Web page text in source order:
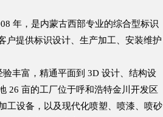
年，是内蒙古西部专业的综合型标识
户提供标识设计、生产加工、安装维护
丰富，精通平面到 3D 设计、结构设
26 亩的工厂位于呼和浩特金川开发区
工设备，以及现代化喷塑、喷漆、喷砂